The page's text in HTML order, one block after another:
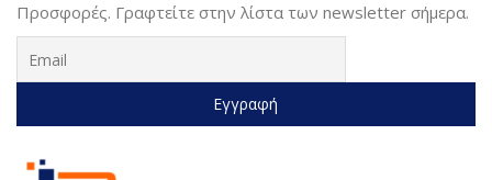
Προσφορές. Γραφτείτε στην λίστα των newsletter σήμερα.